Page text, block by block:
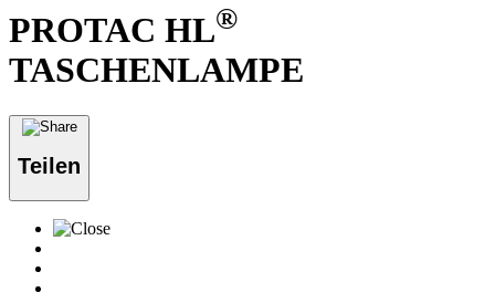
PROTAC HL®
TASCHENLAMPE
Teilen